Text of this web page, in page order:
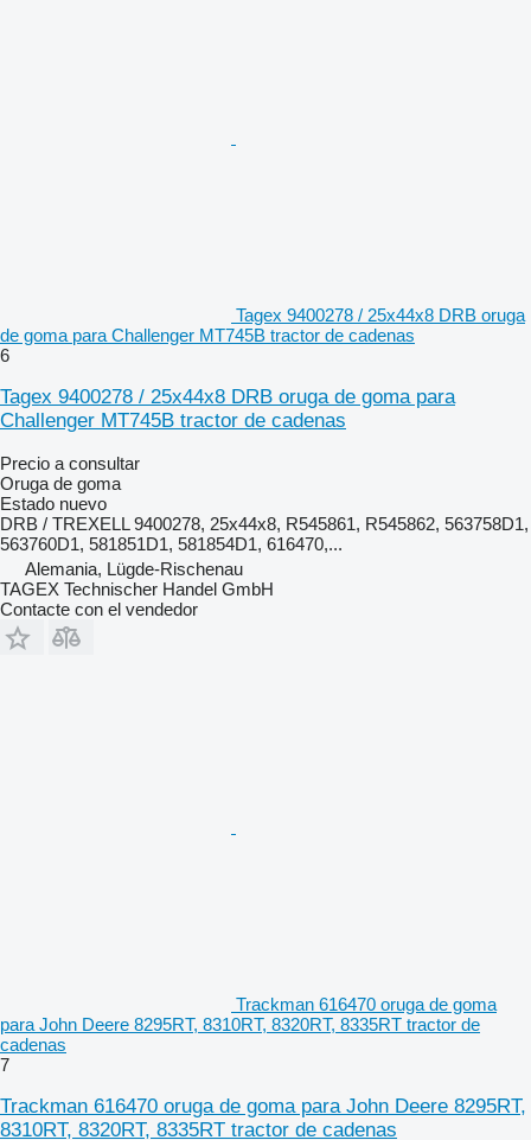
Tagex 9400278 / 25x44x8 DRB oruga
de goma para Challenger MT745B tractor de cadenas
6
Tagex 9400278 / 25x44x8 DRB oruga de goma para
Challenger MT745B tractor de cadenas
Precio a consultar
Oruga de goma
Estado nuevo
DRB / TREXELL 9400278, 25x44x8, R545861, R545862, 563758D1,
563760D1, 581851D1, 581854D1, 616470,...
Alemania, Lügde-Rischenau
TAGEX Technischer Handel GmbH
Contacte con el vendedor
Trackman 616470 oruga de goma
para John Deere 8295RT, 8310RT, 8320RT, 8335RT tractor de
cadenas
7
Trackman 616470 oruga de goma para John Deere 8295RT,
8310RT, 8320RT, 8335RT tractor de cadenas